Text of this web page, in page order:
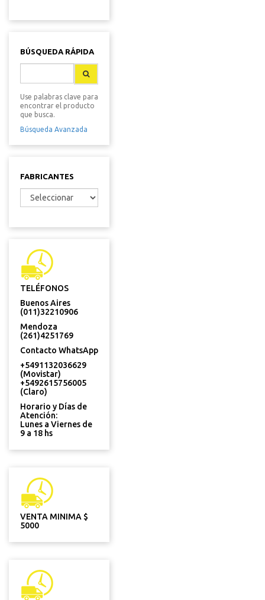
BÚSQUEDA RÁPIDA
Use palabras clave para
encontrar el producto
que busca.
Búsqueda Avanzada
FABRICANTES
TELÉFONOS
Buenos Aires
(011)32210906
Mendoza
(261)4251769
Contacto WhatsApp
+5491132036629
(Movistar)
+5492615756005
(Claro)
Horario y Días de
Atención:
Lunes a Viernes de
9 a 18 hs
VENTA MINIMA $
5000